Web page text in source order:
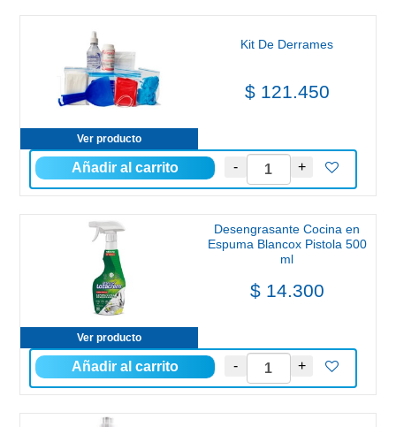
Ver producto
Kit De Derrames
$ 121.450
Ver producto
Desengrasante Cocina en
Espuma Blancox Pistola 500
ml
$ 14.300